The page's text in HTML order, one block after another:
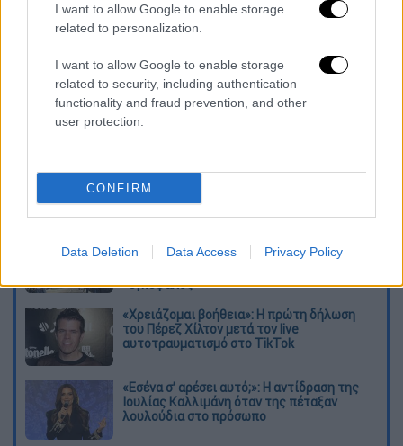
I want to allow Google to enable storage
related to personalization.
I want to allow Google to enable storage
related to security, including authentication
functionality and fraud prevention, and other
user protection.
CONFIRM
Data Deletion Data Access Privacy Policy
Πώς ξεχωρίζεις το ελληνικό αρνί και
Ευρωδολάρια: Τέλος εποχής για τα
futures που βασίζονται στο Libor
Διαβάστε ακόμη
Σέρρες που σκοτώθηκαν μητέρα και γιος:
Το ΙΧ πέφτει πάνω στο φορτηγό
Νέα κλιμάκωση: Η Μόσχα δείχνει «άμεση
εμπλοκή» του ΝΑΤΟ σε επιθέσεις σε
«εγκέφαλος»
«Χρειάζομαι βοήθεια»: Η πρώτη δήλωση
του Πέρεζ Χίλτον μετά τον live
αυτοτραυματισμό στο TikTok
«Εσένα σ’ αρέσει αυτό;»: Η αντίδραση της
Ιουλίας Καλλιμάνη όταν της πέταξαν
λουλούδια στο πρόσωπο